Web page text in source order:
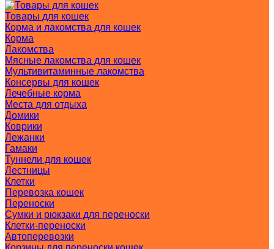
Товары для кошек
Корма и лакомства для кошек
Корма
Лакомства
Мясные лакомства для кошек
Мультивитаминные лакомства
Консервы для кошек
Лечебные корма
Места для отдыха
Домики
Коврики
Лежанки
Гамаки
Туннели для кошек
Лестницы
Клетки
Перевозка кошек
Переноски
Сумки и рюкзаки для переноски
Клетки-переноски
Автоперевозки